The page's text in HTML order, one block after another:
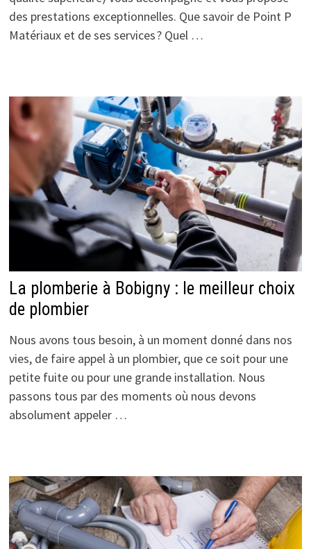
des prestations exceptionnelles. Que savoir de Point P
Matériaux et de ses services ? Quel …
La plomberie à Bobigny : le meilleur choix
de plombier
Nous avons tous besoin, à un moment donné dans nos
vies, de faire appel à un plombier, que ce soit pour une
petite fuite ou pour une grande installation. Nous
passons tous par des moments où nous devons
absolument appeler …